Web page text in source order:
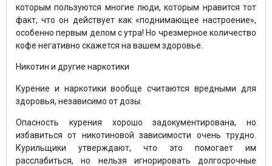
которым пользуются многие люди, которым нравится тот
факт, что он действует как «поднимающее настроение»,
особенно первым делом с утра! Но чрезмерное количество
кофе негативно скажется на вашем здоровье.
Никотин и другие наркотики
Курение и наркотики вообще считаются вредными для
здоровья, независимо от дозы.
Опасность курения хорошо задокументирована, но
избавиться от никотиновой зависимости очень трудно.
Курильщики утверждают, что это помогает им
расслабиться, но нельзя игнорировать долгосрочные